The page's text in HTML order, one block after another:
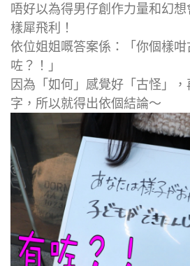
唔好以為得男仔創作力量和幻
樣犀飛利！
依位姐姐嘅答案係：「你個樣
咗？！」
因為「如何」感覺好「古怪」，
字，所以就得出依個結論～